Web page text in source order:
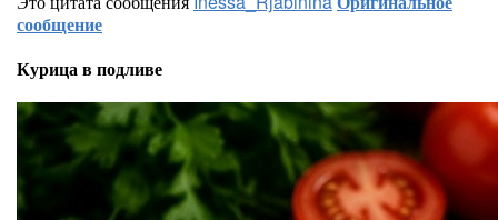
сообщение
Курица в подливе